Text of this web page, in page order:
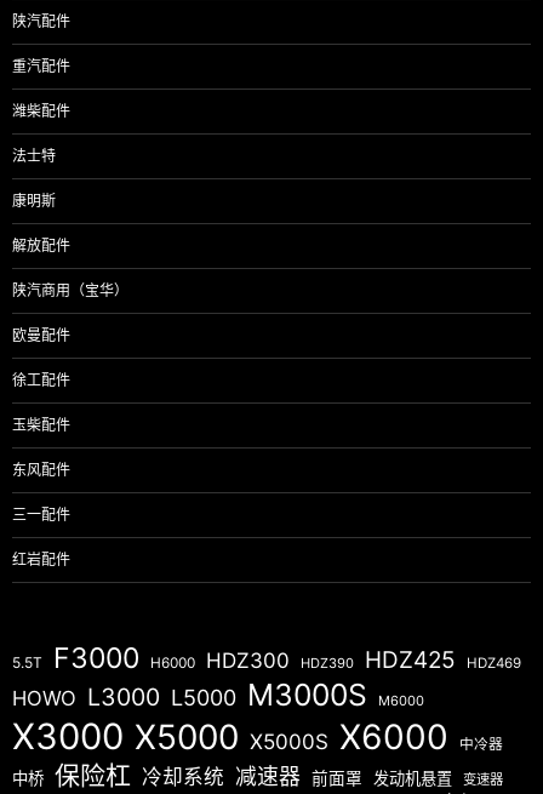
陕汽配件
重汽配件
潍柴配件
法士特
康明斯
解放配件
陕汽商用（宝华）
欧曼配件
徐工配件
玉柴配件
东风配件
三一配件
红岩配件
5.5T F3000 H6000 HDZ300 HDZ390 HDZ425 HDZ469
HOWO L3000 L5000 M3000S M6000
X3000 X5000 X5000S X6000 中冷器
中桥 保险杠 冷却系统 减速器 前面罩 发动机悬置 变速器